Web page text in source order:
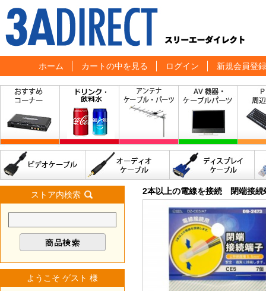
ホーム カートの中を見る ログイン 新規会員登録
ストア内検索
ようこそ ゲスト 様
2本以上の電線を接続 閉端接